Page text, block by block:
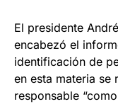
El presidente
encabezó el
identificación de
en esta materia se
responsable